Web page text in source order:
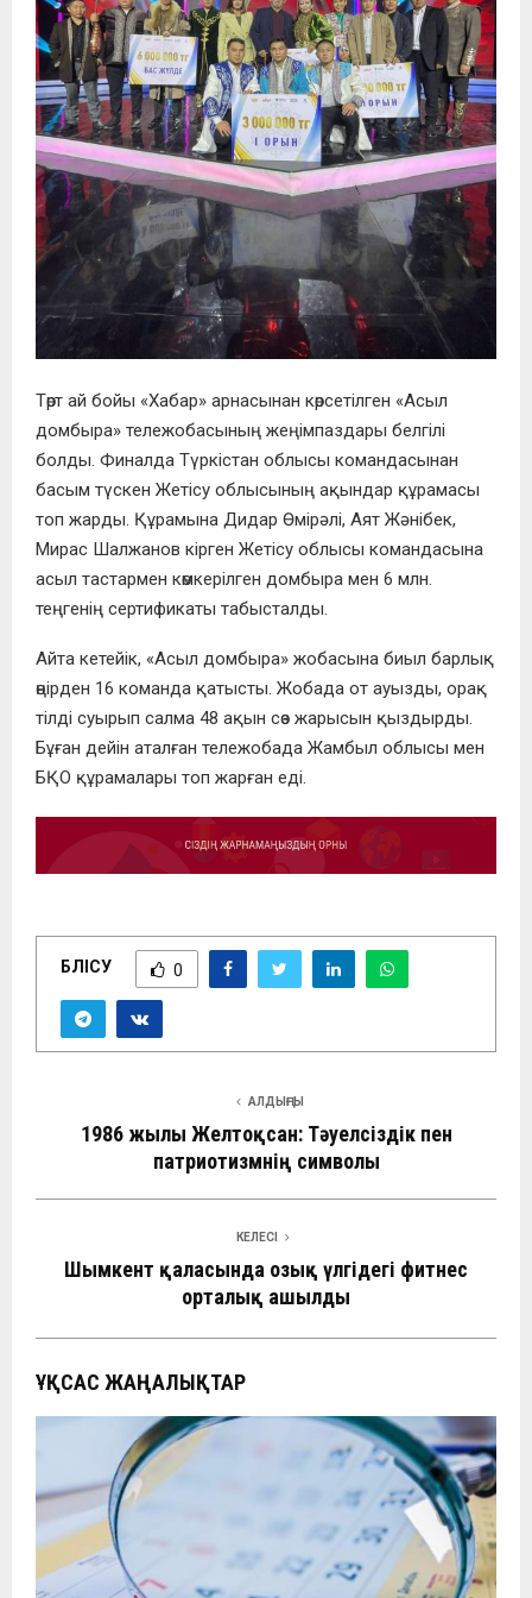
Төрт ай бойы «Хабар» арнасынан көрсетілген «Асыл
домбыра» тележобасының жеңімпаздары белгілі
болды. Финалда Түркістан облысы командасынан
басым түскен Жетісу облысының ақындар құрамасы
топ жарды. Құрамына Дидар Өмірәлі, Аят Жәнібек,
Мирас Шалжанов кірген Жетісу облысы командасына
асыл тастармен көмкерілген домбыра мен 6 млн.
теңгенің сертификаты табысталды.
Айта кетейік, «Асыл домбыра» жобасына биыл барлық
өңірден 16 команда қатысты. Жобада от ауызды, орақ
тілді суырып салма 48 ақын сөз жарысын қыздырды.
Бұған дейін аталған тележобада Жамбыл облысы мен
БҚО құрамалары топ жарған еді.
БӨЛІСУ 0
АЛДЫҢҒЫ
1986 жылғы Желтоқсан: Тәуелсіздік пен
патриотизмнің символы
КЕЛЕСІ
Шымкент қаласында озық үлгідегі фитнес
орталық ашылды
ҰҚСАС ЖАҢАЛЫҚТАР